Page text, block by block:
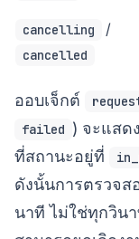
cancelling /
cancelled
ออบเจ็กต์
failed ) จะแสด
ที่สถานะอยู่ที่
ดังนั้นการตรวจส
นาที ไม่ใช่ทุกวิน